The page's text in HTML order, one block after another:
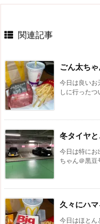
関連記事
ごん太ち
今日は良いお
しに行った
冬タイヤ
今日は特にお
ちゃん＠黒豆
久々にハ
今日はほと